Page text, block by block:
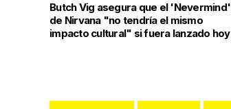
Butch Vig asegura que el 'Nevermind'
de Nirvana "no tendría el mismo
impacto cultural" si fuera lanzado hoy